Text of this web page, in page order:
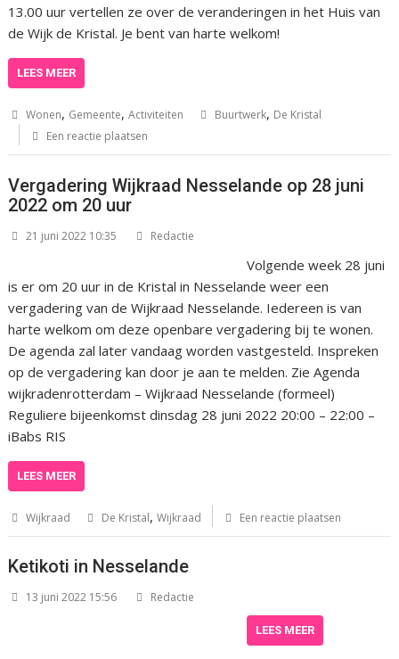
13.00 uur vertellen ze over de veranderingen in het Huis van
de Wijk de Kristal. Je bent van harte welkom!
LEES MEER
Wonen, Gemeente,Activiteiten Buurtwerk, De Kristal
Een reactie plaatsen
Vergadering Wijkraad Nesselande op 28 juni
2022 om 20 uur
21 juni 2022 10:35 Redactie
Volgende week 28 juni
is er om 20 uur in de Kristal in Nesselande weer een
vergadering van de Wijkraad Nesselande. Iedereen is van
harte welkom om deze openbare vergadering bij te wonen.
De agenda zal later vandaag worden vastgesteld. Inspreken
op de vergadering kan door je aan te melden. Zie Agenda
wijkradenrotterdam – Wijkraad Nesselande (formeel)
Reguliere bijeenkomst dinsdag 28 juni 2022 20:00 – 22:00 –
iBabs RIS
LEES MEER
Wijkraad De Kristal,Wijkraad Een reactie plaatsen
Ketikoti in Nesselande
13 juni 2022 15:56 Redactie
LEES MEER